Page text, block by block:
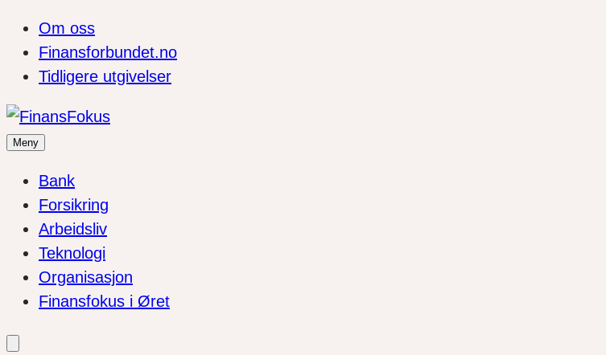
Om oss
Finansforbundet.no
Tidligere utgivelser
Meny
Bank
Forsikring
Arbeidsliv
Teknologi
Organisasjon
Finansfokus i Øret